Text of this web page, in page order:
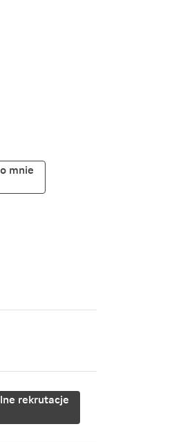
mnie
rekrutacje